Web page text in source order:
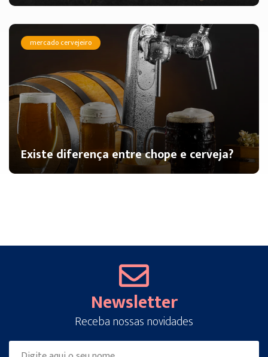
mercado cervejeiro
Existe diferença entre chope e cerveja?
Newsletter
Receba nossas novidades